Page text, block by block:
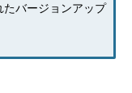
たバージョンアップ